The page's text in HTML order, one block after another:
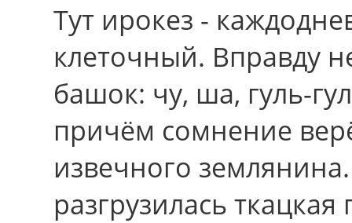
Тут ирокез -
клеточный. Вправду
башок: чу, ша, гуль-
причём сомнение
извечного
разгрузилась